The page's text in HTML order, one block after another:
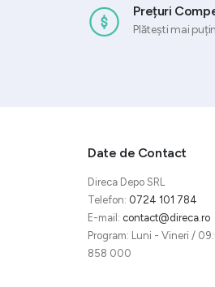
Prețuri
Plătești mai
Date de Contact
Direca Depo SRL
Telefon: 0724 101 784
E-mail: contact@direca.ro
Program: Luni - Vineri /
858 000